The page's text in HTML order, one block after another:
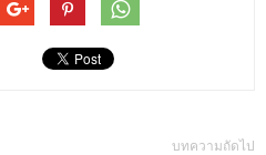
บทความถัดไป